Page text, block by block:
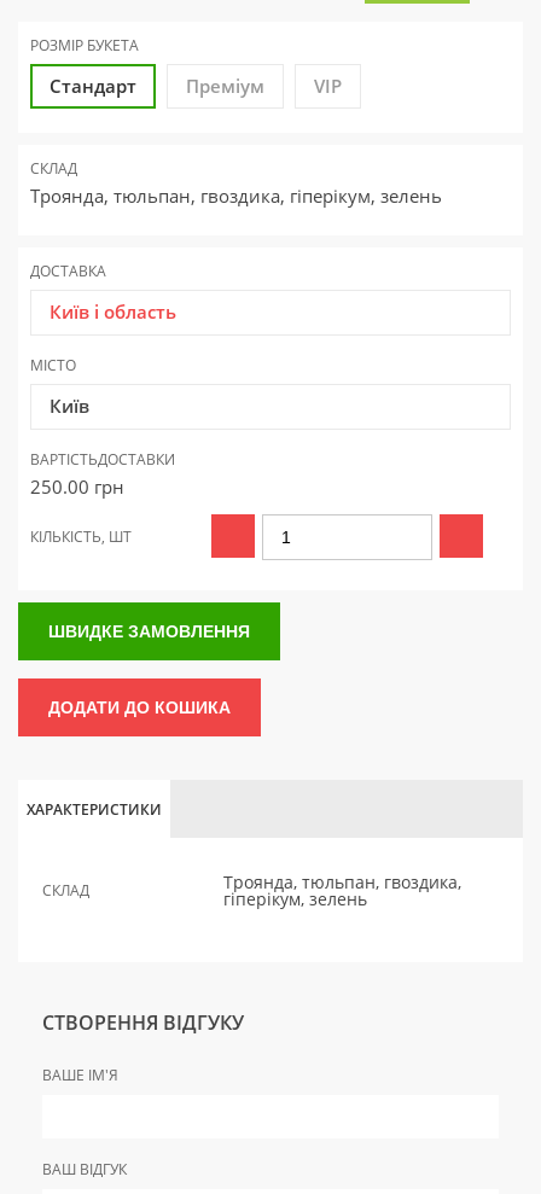
РОЗМІР БУКЕТА
Стандарт Преміум VIP
СКЛАД
Троянда, тюльпан, гвоздика, гіперікум, зелень
ДОСТАВКА
Київ і область
МІСТО
Київ
ВАРТІСТЬДОСТАВКИ
250.00 грн
КІЛЬКІСТЬ, ШТ
ШВИДКЕ ЗАМОВЛЕННЯ
ДОДАТИ ДО КОШИКА
ХАРАКТЕРИСТИКИ
СКЛАД Троянда, тюльпан, гвоздика,
гіперікум, зелень
СТВОРЕННЯ ВІДГУКУ
ВАШЕ ІМ'Я
ВАШ ВІДГУК